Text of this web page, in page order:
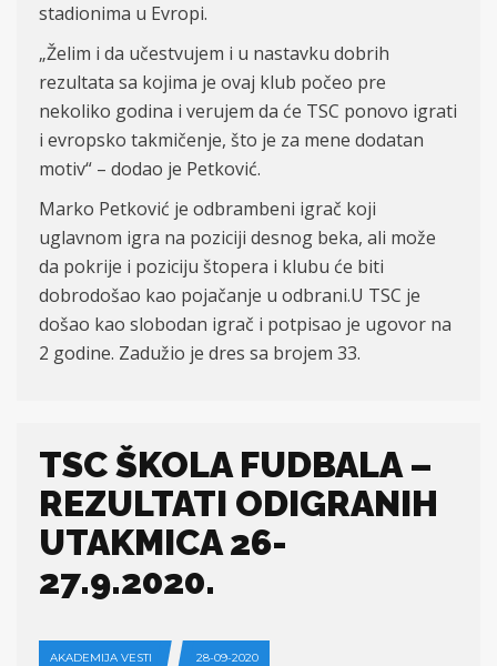
stadionima u Evropi.
„Želim i da učestvujem i u nastavku dobrih
rezultata sa kojima je ovaj klub počeo pre
nekoliko godina i verujem da će TSC ponovo igrati
i evropsko takmičenje, što je za mene dodatan
motiv“ – dodao je Petković.
Marko Petković je odbrambeni igrač koji
uglavnom igra na poziciji desnog beka, ali može
da pokrije i poziciju štopera i klubu će biti
dobrodošao kao pojačanje u odbrani.U TSC je
došao kao slobodan igrač i potpisao je ugovor na
2 godine. Zadužio je dres sa brojem 33.
TSC ŠKOLA FUDBALA –
REZULTATI ODIGRANIH
UTAKMICA 26-
27.9.2020.
AKADEMIJA VESTI 28-09-2020